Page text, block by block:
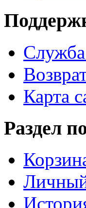
Карта
Раздел